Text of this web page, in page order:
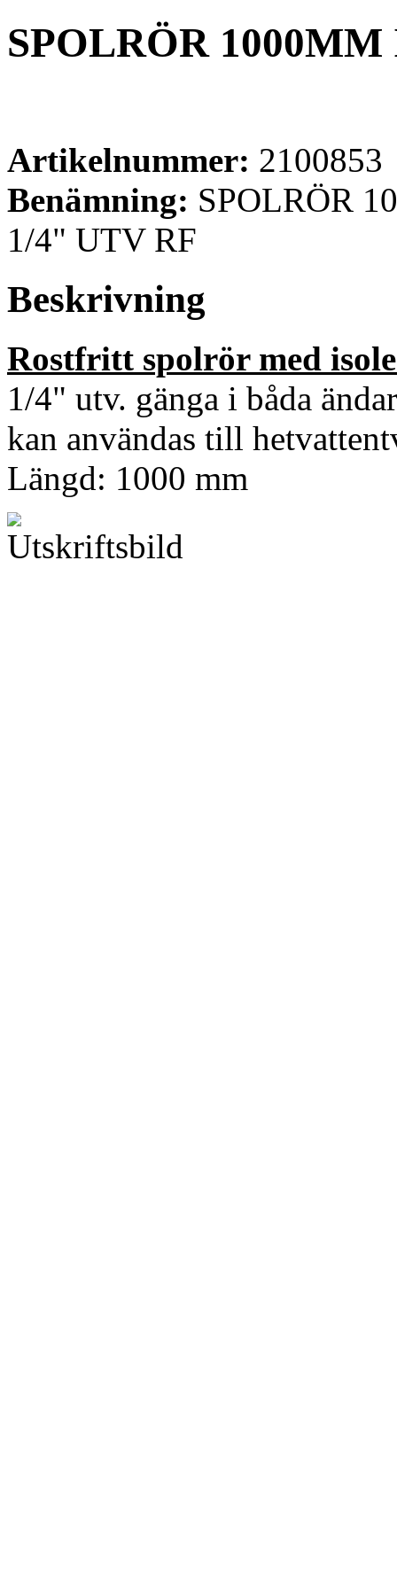
SPOLRÖR
Artikelnummer: 2100853
Benämning: SPOLRÖR
1/4" UTV RF
Beskrivning
Rostfritt spolrör med
1/4" utv. gänga i båda
kan användas till
Längd: 1000 mm